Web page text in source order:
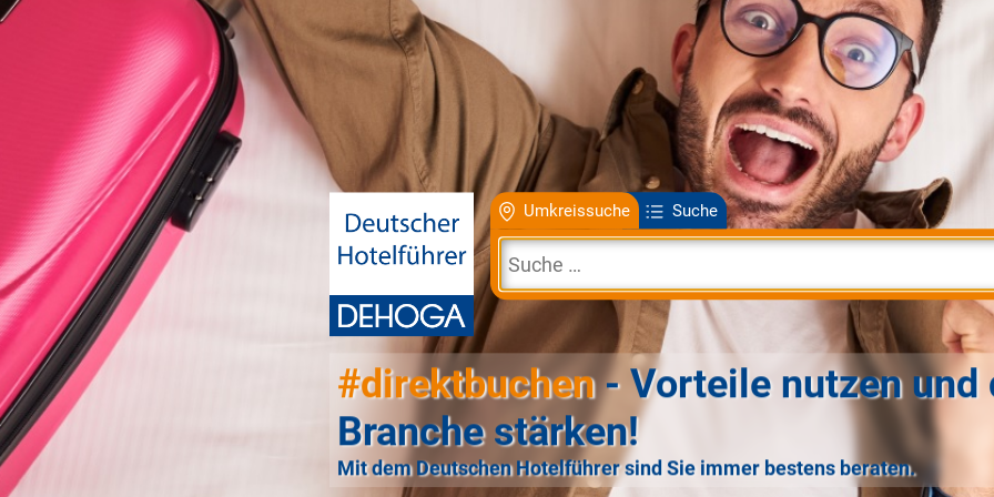
Umkreissuche Suche
#direktbuchen- Vorteile nutzen und
Branche stärken!
Mit dem Deutschen Hotelführer sind Sie immer bestens beraten.